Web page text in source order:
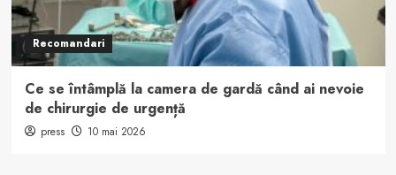
Recomandari
Ce se întâmplă la camera de gardă când ai nevoie
de chirurgie de urgență
press 10 mai 2026